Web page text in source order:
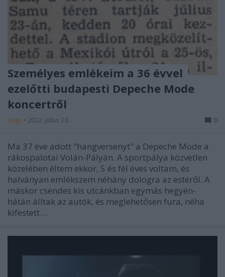
Személyes emlékeim a 36 évvel
ezelőtti budapesti Depeche Mode
koncertről
Szigi. • 2022. július 23. 0
Ma 37 éve adott "hangversenyt" a Depeche Mode a
rákospalotai Volán-Pályán. A sportpálya közvetlen
közelében éltem ekkor, 5 és fél éves voltam, és
halványan emlékszem néhány dologra az estéről. A
máskor csendes kis utcánkban egymás hegyén-
hátán álltak az autók, és meglehetősen fura, néha
kifestett…